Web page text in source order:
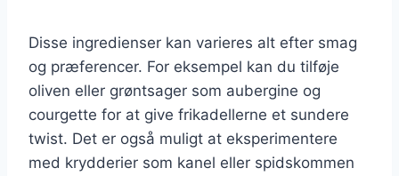
Disse ingredienser kan varieres alt efter smag
og præferencer. For eksempel kan du tilføje
oliven eller grøntsager som aubergine og
courgette for at give frikadellerne et sundere
twist. Det er også muligt at eksperimentere
med krydderier som kanel eller spidskommen